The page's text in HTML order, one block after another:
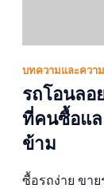
บทความและควา
รถโอนลอ
ที่คนซื้อแล
ข้าม
ซื้อรถง่าย ขา